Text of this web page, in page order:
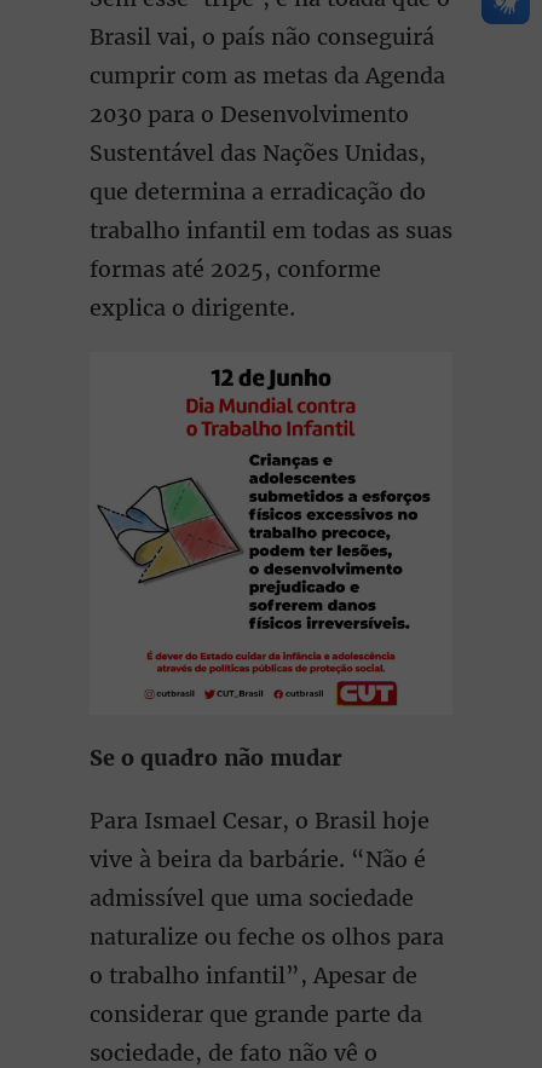
Brasil vai, o país não conseguirá
cumprir com as metas da Agenda
2030 para o Desenvolvimento
Sustentável das Nações Unidas,
que determina a erradicação do
trabalho infantil em todas as suas
formas até 2025, conforme
explica o dirigente.
Se o quadro não mudar
Para Ismael Cesar, o Brasil hoje
vive à beira da barbárie. “Não é
admissível que uma sociedade
naturalize ou feche os olhos para
o trabalho infantil”, Apesar de
considerar que grande parte da
sociedade, de fato não vê o